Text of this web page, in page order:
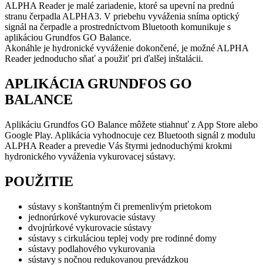
ALPHA Reader je malé zariadenie, ktoré sa upevní na prednú
stranu čerpadla ALPHA3. V priebehu vyváženia sníma optický
signál na čerpadle a prostredníctvom Bluetooth komunikuje s
aplikáciou Grundfos GO Balance.
Akonáhle je hydronické vyváženie dokončené, je možné ALPHA
Reader jednoducho sňať a použiť pri ďalšej inštalácii.
APLIKÁCIA GRUNDFOS GO
BALANCE
Aplikáciu Grundfos GO Balance môžete stiahnuť z App Store alebo
Google Play. Aplikácia vyhodnocuje cez Bluetooth signál z modulu
ALPHA Reader a prevedie Vás štyrmi jednoduchými krokmi
hydronického vyváženia vykurovacej sústavy.
POUŽITIE
sústavy s konštantným či premenlivým prietokom
jednorúrkové vykurovacie sústavy
dvojrúrkové vykurovacie sústavy
sústavy s cirkuláciou teplej vody pre rodinné domy
sústavy podlahového vykurovania
sústavy s nočnou redukovanou prevádzkou